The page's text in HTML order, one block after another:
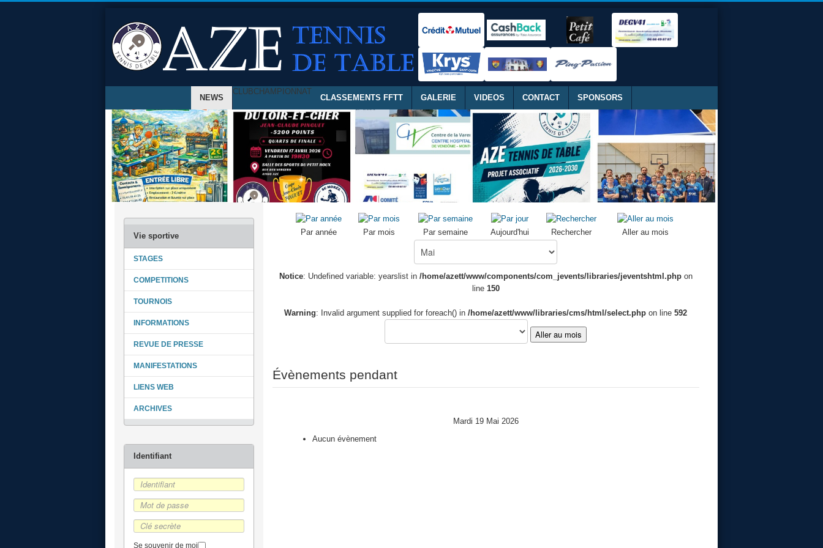
NEWS
CLUBCHAMPIONNAT
CLASSEMENTS FFTT GALERIE VIDEOS CONTACT SPONSORS
Se souvenir de moi
STAGES
COMPETITIONS
TOURNOIS
INFORMATIONS
REVUE DE PRESSE
MANIFESTATIONS
LIENS WEB
ARCHIVES
Par année Par mois Par semaine Aujourd'hui Rechercher Aller au mois
Notice: Undefined variable: yearslist in /home/azett/www/components/com_jevents/libraries/jeventshtml.phpon
line 150
Warning: Invalid argument supplied for foreach() in/home/azett/www/libraries/cms/html/select.php on line592
Aller au mois
Évènements pendant
Mardi 19 Mai 2026
Aucun évènement